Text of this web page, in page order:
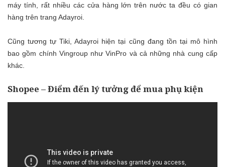
máy tính, rất nhiều các cửa hàng lớn trên nước ta đều có gian
hàng trên trang Adayroi.
Cũng tương tự Tiki, Adayroi hiện tại cũng đang tồn tại mô hình
bao gồm chính Vingroup như VinPro và cả những nhà cung cấp
khác.
Shopee – Điểm đến lý tưởng để mua phụ kiện